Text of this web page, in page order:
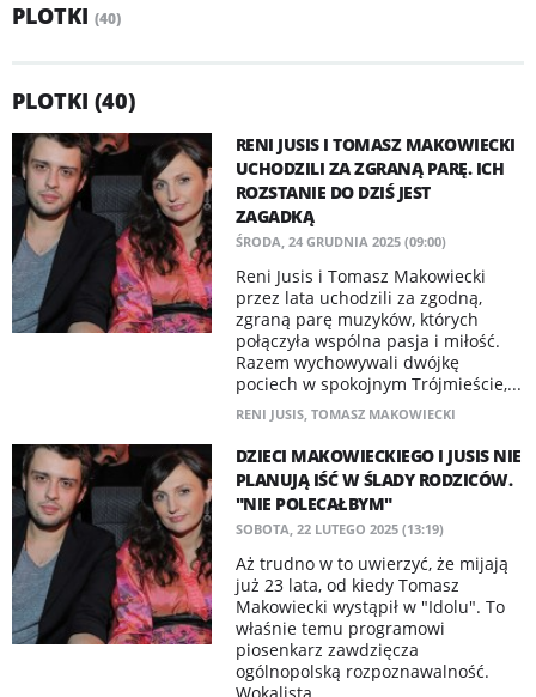
PLOTKI (40)
PLOTKI (40)
RENI JUSIS I TOMASZ MAKOWIECKI
UCHODZILI ZA ZGRANĄ PARĘ. ICH
ROZSTANIE DO DZIŚ JEST
ZAGADKĄ
ŚRODA, 24 GRUDNIA 2025 (09:00)
Reni Jusis i Tomasz Makowiecki
przez lata uchodzili za zgodną,
zgraną parę muzyków, których
połączyła wspólna pasja i miłość.
Razem wychowywali dwójkę
pociech w spokojnym Trójmieście,...
RENI JUSIS, TOMASZ MAKOWIECKI
DZIECI MAKOWIECKIEGO I JUSIS NIE
PLANUJĄ IŚĆ W ŚLADY RODZICÓW.
"NIE POLECAŁBYM"
SOBOTA, 22 LUTEGO 2025 (13:19)
Aż trudno w to uwierzyć, że mijają
już 23 lata, od kiedy Tomasz
Makowiecki wystąpił w "Idolu". To
właśnie temu programowi
piosenkarz zawdzięcza
ogólnopolską rozpoznawalność.